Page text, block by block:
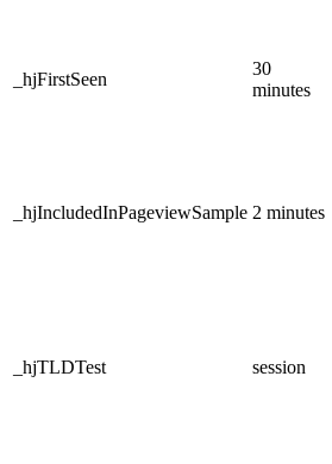
_hjFirstSeen
30
minutes
_hjIncludedInPageviewSample 2 minutes
_hjTLDTest session